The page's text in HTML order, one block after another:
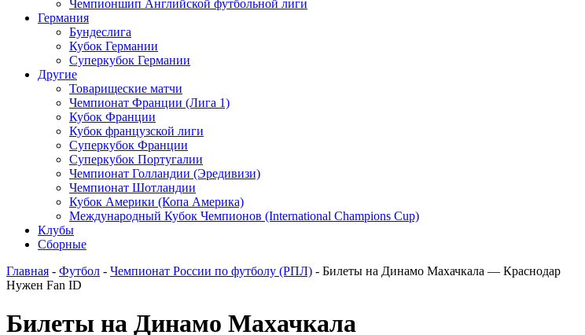
Чемпионшип Английской футбольной лиги
Германия
Бундеслига
Кубок Германии
Суперкубок Германии
Другие
Товарищеские матчи
Чемпионат Франции (Лига 1)
Кубок Франции
Кубок французской лиги
Суперкубок Франции
Суперкубок Португалии
Чемпионат Голландии (Эредивизи)
Чемпионат Шотландии
Кубок Америки (Копа Америка)
Международный Кубок Чемпионов (International Champions Cup)
Клубы
Сборные
Главная - Футбол - Чемпионат России по футболу (РПЛ) - Билеты на Динамо Махачкала — Краснодар
Нужен Fan ID
Билеты на Динамо Махачкала